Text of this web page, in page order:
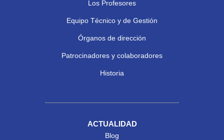
Los Profesores
Equipo Técnico y de Gestión
Órganos de dirección
Patrocinadores y colaboradores
Historia
ACTUALIDAD
Blog